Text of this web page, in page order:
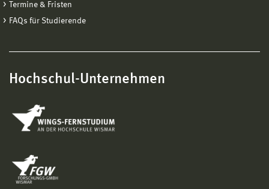
Termine & Fristen
FAQs für Studierende
Hochschul-Unternehmen